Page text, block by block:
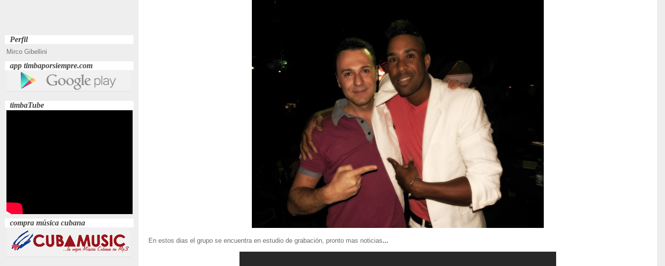
Perfil
Mirco Gibellini
app timbaporsiempre.com
timbaTube
compra música cubana
En estos dias el grupo se encuentra en estudio de grabación, pronto mas noticias...